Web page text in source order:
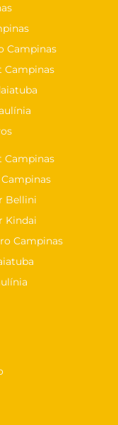
Campinas
Campinas
Campinas
Bellini
Kindai
Campinas